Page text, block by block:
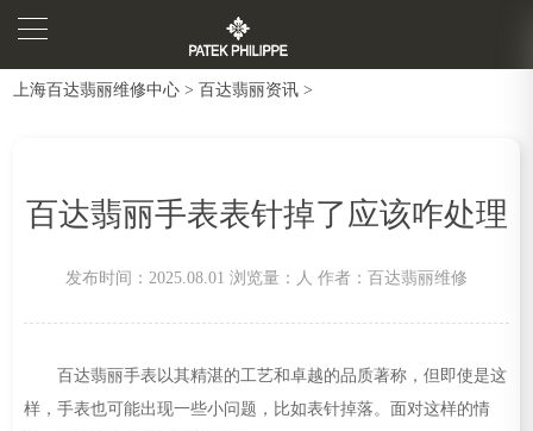
上海百达翡丽维修中心 >百达翡丽资讯 >
百达翡丽手表表针掉了应该咋处理
发布时间：2025.08.01 浏览量： 人 作者：百达翡丽维修
百达翡丽手表以其精湛的工艺和卓越的品质著称，但即使是这
样，手表也可能出现一些小问题，比如表针掉落。面对这样的情